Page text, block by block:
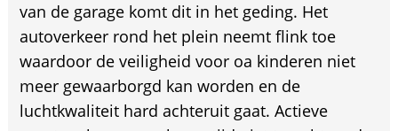
van de garage komt dit in het geding. Het
autoverkeer rond het plein neemt flink toe
waardoor de veiligheid voor oa kinderen niet
meer gewaarborgd kan worden en de
luchtkwaliteit hard achteruit gaat. Actieve